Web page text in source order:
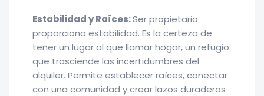
Estabilidad y Raíces:Ser propietario
proporciona estabilidad. Es la certeza de
tener un lugar al que llamar hogar, un refugio
que trasciende las incertidumbres del
alquiler. Permite establecer raíces, conectar
con una comunidad y crear lazos duraderos